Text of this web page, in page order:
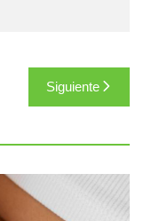
Siguiente